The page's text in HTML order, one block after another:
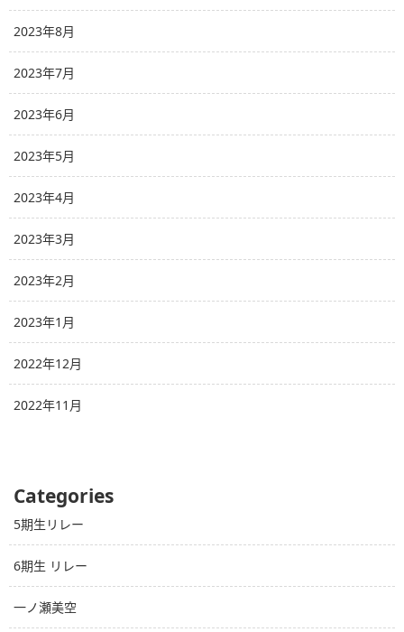
2023年8月
2023年7月
2023年6月
2023年5月
2023年4月
2023年3月
2023年2月
2023年1月
2022年12月
2022年11月
Categories
5期生リレー
6期生 リレー
一ノ瀬美空